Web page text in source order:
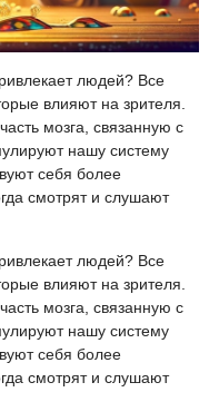
людей? Все
влияют на зрителя.
мозга, связанную с
нашу систему
себя более
смотрят и слушают
людей? Все
влияют на зрителя.
мозга, связанную с
нашу систему
себя более
смотрят и слушают